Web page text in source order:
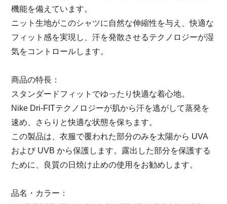
機能を備えています。
ニット生地がこのシャツに自然な伸縮性を与え、快適な
フィット感を実現し、汗を発散させるテクノロジーが湿
気をコントロールします。
商品の特長：
スタンダードフィットでゆったり快適な着心地。
Nike Dri-FITテクノロジーが肌から汗を逃がして蒸発を
速め、さらりと快適な状態を保ちます。
この製品は、衣服で覆われた部分のみを太陽から UVA
および UVB から保護します。露出した部分を保護する
ために、良質の日焼け止めの使用をお勧めします。
品名・カラー：